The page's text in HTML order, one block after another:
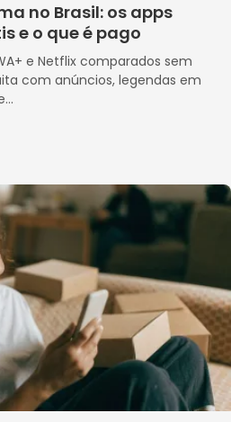
no Brasil: os apps
e o que é pago
e Netflix comparados sem
com anúncios, legendas em